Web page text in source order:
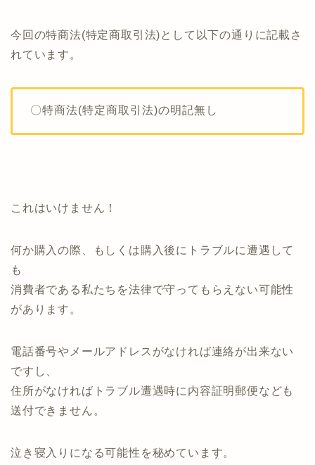
今回の特商法(特定商取引法)として以下の通りに記載さ
れています。
〇特商法(特定商取引法)の明記無し
これはいけません！
何か購入の際、もしくは購入後にトラブルに遭遇して
も
消費者である私たちを法律で守ってもらえない可能性
があります。
電話番号やメールアドレスがなければ連絡が出来ない
ですし、
住所がなければトラブル遭遇時に内容証明郵便なども
送付できません。
泣き寝入りになる可能性を秘めています。